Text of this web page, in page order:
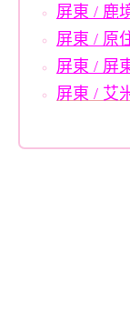
屏東 / 鹿
屏東 / 原
屏東 / 屏
屏東 / 艾